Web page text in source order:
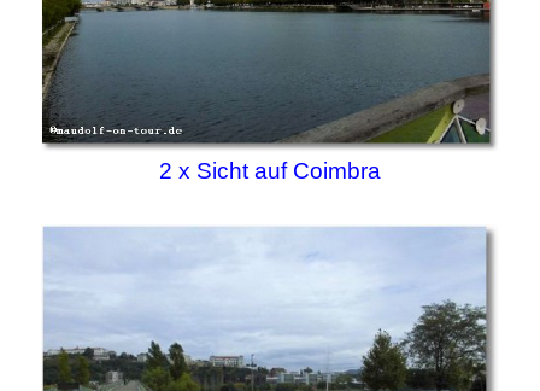
2 x Sicht auf Coimbra